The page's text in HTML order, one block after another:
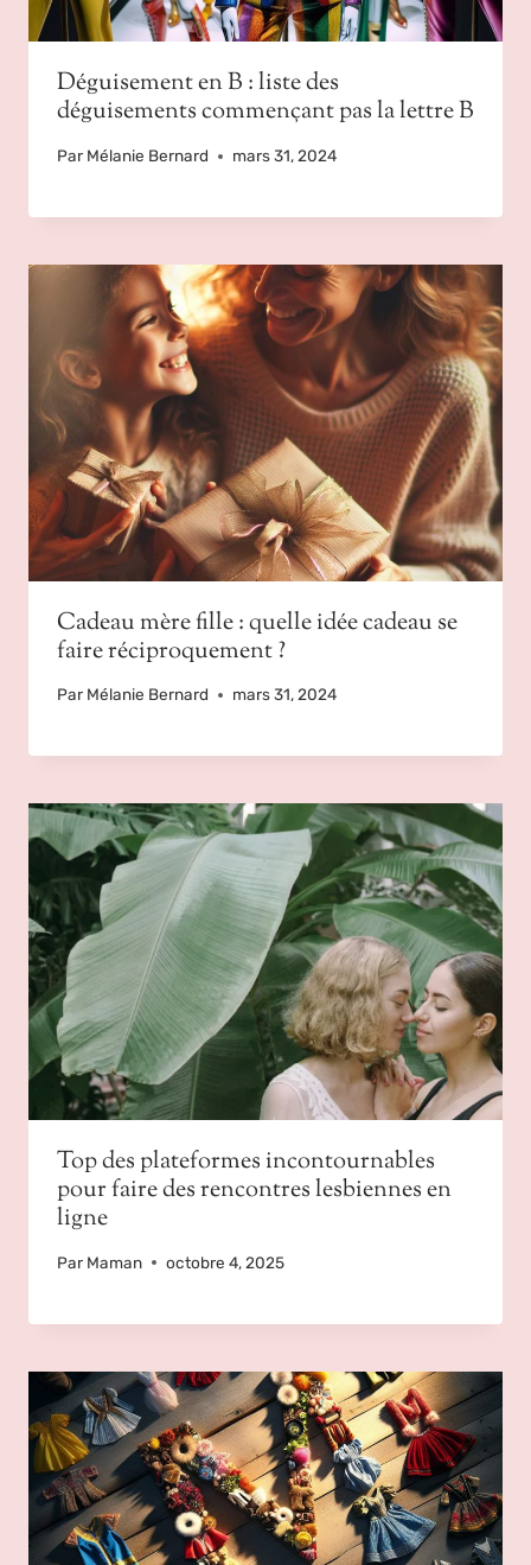
Déguisement en B : liste des
déguisements commençant pas la lettre B
Par Mélanie Bernard mars 31, 2024
Cadeau mère fille : quelle idée cadeau se
faire réciproquement ?
Par Mélanie Bernard mars 31, 2024
Top des plateformes incontournables
pour faire des rencontres lesbiennes en
ligne
Par Maman octobre 4, 2025